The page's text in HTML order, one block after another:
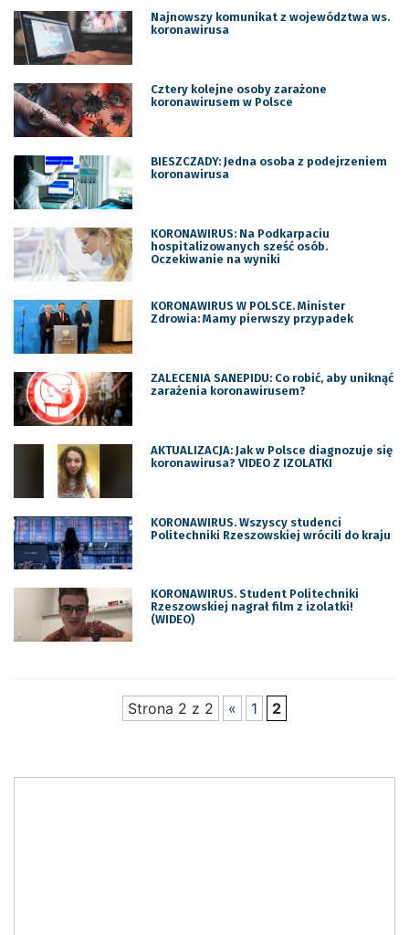
Najnowszy komunikat z województwa ws.
koronawirusa
Cztery kolejne osoby zarażone
koronawirusem w Polsce
BIESZCZADY: Jedna osoba z podejrzeniem
koronawirusa
KORONAWIRUS: Na Podkarpaciu
hospitalizowanych sześć osób.
Oczekiwanie na wyniki
KORONAWIRUS W POLSCE. Minister
Zdrowia: Mamy pierwszy przypadek
ZALECENIA SANEPIDU: Co robić, aby uniknąć
zarażenia koronawirusem?
AKTUALIZACJA: Jak w Polsce diagnozuje się
koronawirusa? VIDEO Z IZOLATKI
KORONAWIRUS. Wszyscy studenci
Politechniki Rzeszowskiej wrócili do kraju
KORONAWIRUS. Student Politechniki
Rzeszowskiej nagrał film z izolatki!
(WIDEO)
Strona 2 z 2 « 1 2